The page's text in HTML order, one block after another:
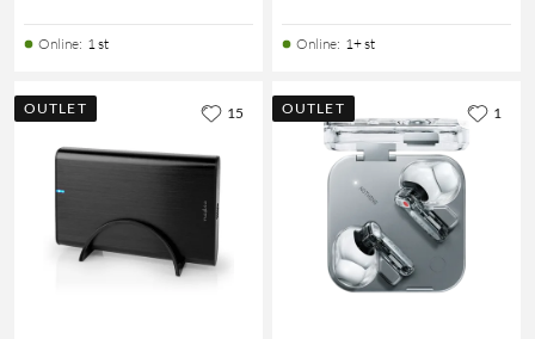
Online: 1 st Online: 1+ st
OUTLET 15 OUTLET 1